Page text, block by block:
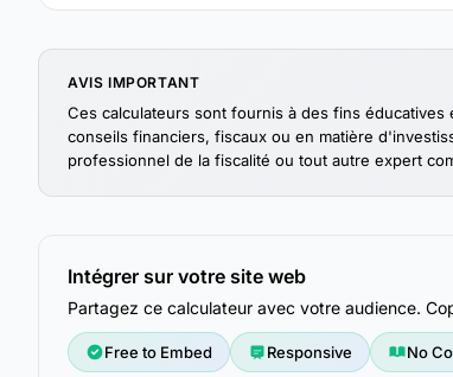
AVIS IMPORTANT
Ces calculateurs sont fournis à des fins
conseils financiers, fiscaux ou en matière
professionnel de la fiscalité ou tout autre expert
Intégrer sur votre site web
Partagez ce calculateur avec votre audience.
Free to Embed Responsive No